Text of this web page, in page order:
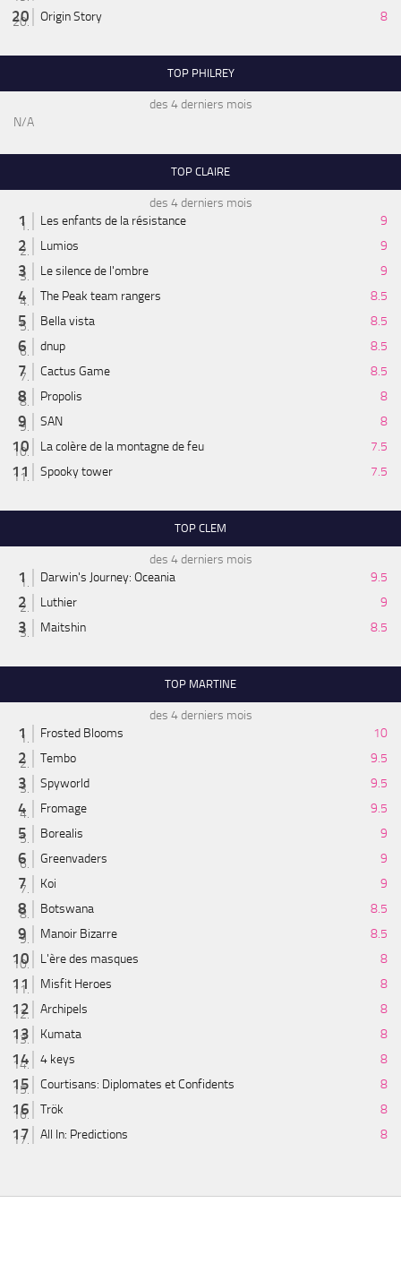
Origin Story
8
TOP PHILREY
des 4 derniers mois
N/A
TOP CLAIRE
des 4 derniers mois
Les enfants de la résistance
9
Lumios
9
Le silence de l'ombre
9
The Peak team rangers
8.5
Bella vista
8.5
dnup
8.5
Cactus Game
8.5
Propolis
8
SAN
8
La colère de la montagne de feu
7.5
Spooky tower
7.5
TOP CLEM
des 4 derniers mois
Darwin's Journey: Oceania
9.5
Luthier
9
Maitshin
8.5
TOP MARTINE
des 4 derniers mois
Frosted Blooms
10
Tembo
9.5
Spyworld
9.5
Fromage
9.5
Borealis
9
Greenvaders
9
Koi
9
Botswana
8.5
Manoir Bizarre
8.5
L'ère des masques
8
Misfit Heroes
8
Archipels
8
Kumata
8
4 keys
8
Courtisans: Diplomates et Confidents
8
Trök
8
All In: Predictions
8